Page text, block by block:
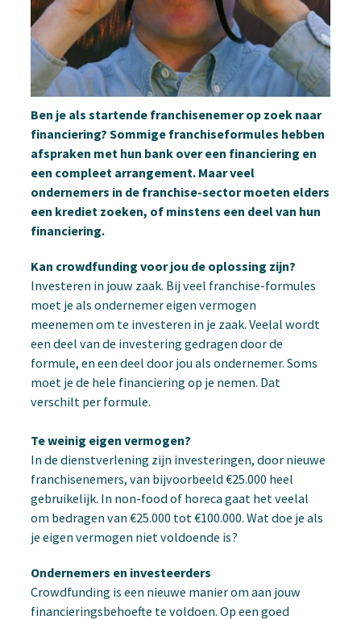
Ben je als startende franchisenemer op zoek naar
financiering? Sommige franchiseformules hebben
afspraken met hun bank over een financiering en
een compleet arrangement. Maar veel
ondernemers in de franchise-sector moeten elders
een krediet zoeken, of minstens een deel van hun
financiering.
Kan crowdfunding voor jou de oplossing zijn?
Investeren in jouw zaak. Bij veel franchise-formules
moet je als ondernemer eigen vermogen
meenemen om te investeren in je zaak. Veelal wordt
een deel van de investering gedragen door de
formule, en een deel door jou als ondernemer. Soms
moet je de hele financiering op je nemen. Dat
verschilt per formule.
Te weinig eigen vermogen?
In de dienstverlening zijn investeringen, door nieuwe
franchisenemers, van bijvoorbeeld €25.000 heel
gebruikelijk. In non-food of horeca gaat het veelal
om bedragen van €25.000 tot €100.000. Wat doe je als
je eigen vermogen niet voldoende is?
Ondernemers en investeerders
Crowdfunding is een nieuwe manier om aan jouw
financieringsbehoefte te voldoen. Op een goed